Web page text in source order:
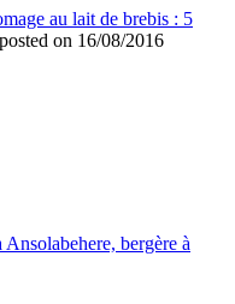
au lait de brebis : 5
posted on 16/08/2016
Ansolabehere, bergère à